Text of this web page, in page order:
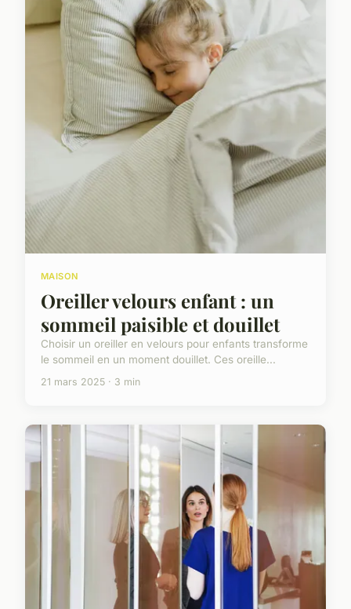
MAISON
Oreiller velours enfant : un
sommeil paisible et douillet
Choisir un oreiller en velours pour enfants transforme
le sommeil en un moment douillet. Ces oreille...
21 mars 2025 · 3 min